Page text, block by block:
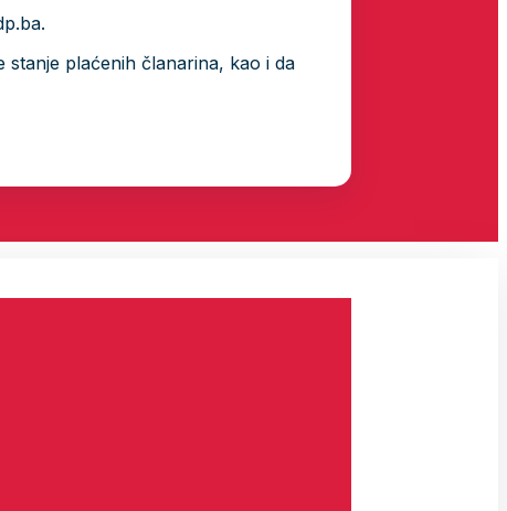
plaćenih članarina, kao i da